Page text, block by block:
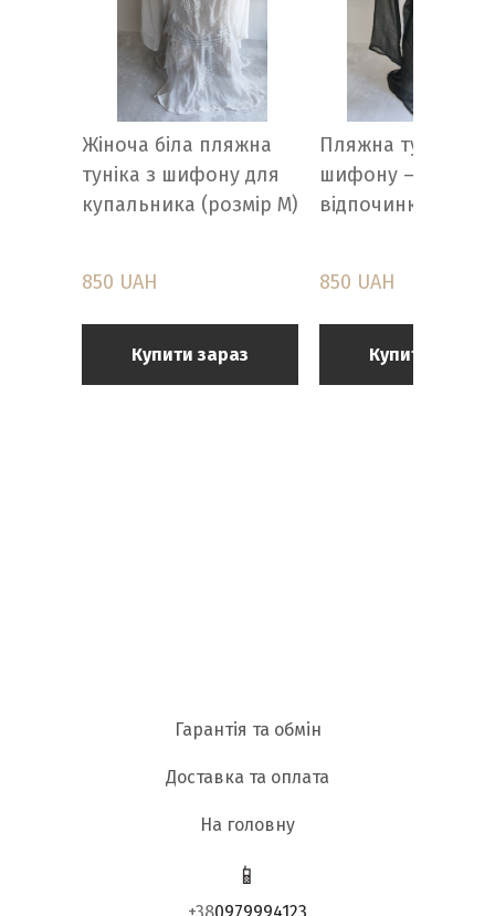
Жіноча біла пляжна
туніка з шифону для
купальника (розмір M)
850 UAH
Купити зараз
Пляжна туніка
шифону — халат
відпочинку
850 UAH
Купити зараз
Гарантія та обмін
Доставка та оплата
На головну
📱